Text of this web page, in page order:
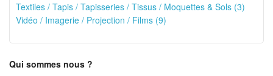
Textiles / Tapis / Tapisseries / Tissus / Moquettes & Sols (3)
Vidéo / Imagerie / Projection / Films (9)
Qui sommes nous ?